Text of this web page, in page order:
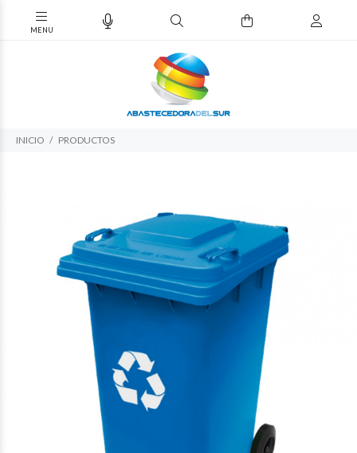
INICIO PRODUCTOS